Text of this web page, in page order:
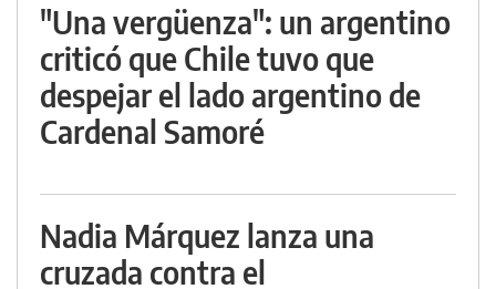
"Una vergüenza": un argentino
criticó que Chile tuvo que
despejar el lado argentino de
Cardenal Samoré
Nadia Márquez lanza una
cruzada contra el